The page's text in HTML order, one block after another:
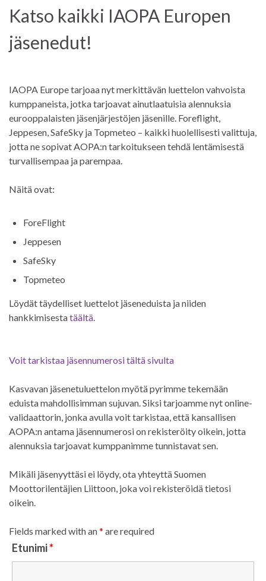
Katso kaikki IAOPA Europen
jäsenedut!
IAOPA Europe tarjoaa nyt merkittävän luettelon vahvoista
kumppaneista, jotka tarjoavat ainutlaatuisia alennuksia
eurooppalaisten jäsenjärjestöjen jäsenille. Foreflight,
Jeppesen, SafeSky ja Topmeteo – kaikki huolellisesti valittuja,
jotta ne sopivat AOPA:n tarkoitukseen tehdä lentämisestä
turvallisempaa ja parempaa.
Näitä ovat:
ForeFlight
Jeppesen
SafeSky
Topmeteo
Löydät täydelliset luettelot jäseneduista ja niiden
hankkimisestatäältä.
Voit tarkistaa jäsennumerosi tältä sivulta
Kasvavan jäsenetuluettelon myötä pyrimme tekemään
eduista mahdollisimman sujuvan. Siksi tarjoamme nyt online-
validaattorin, jonka avulla voit tarkistaa, että kansallisen
AOPA:n antama jäsennumerosi on rekisteröity oikein, jotta
alennuksia tarjoavat kumppanimme tunnistavat sen.
Mikäli jäsenyyttäsi ei löydy, ota yhteyttä Suomen
Moottorilentäjien Liittoon, joka voi rekisteröidä tietosi
oikein.
Fields marked with an* are required
Etunimi*